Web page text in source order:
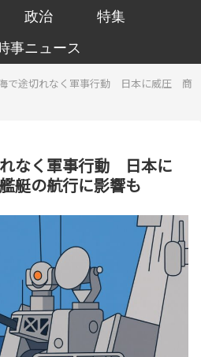
政治
特集
事ニュース
で途切れなく軍事行動 日本に威圧 商
なく軍事行動 日本に
艇の航行に影響も